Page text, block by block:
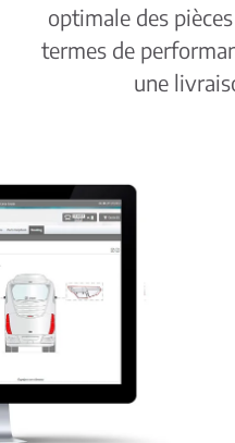
optimale des
termes de
une